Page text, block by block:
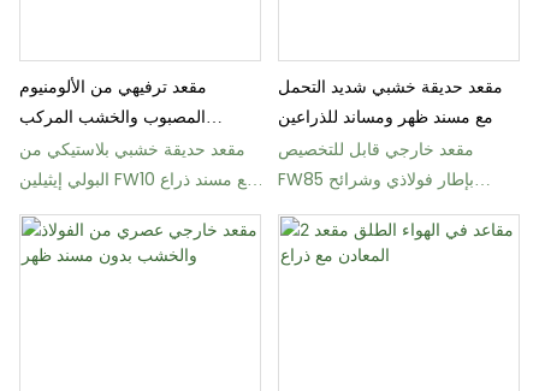
مقعد ترفيهي من الألومنيوم
المصبوب والخشب المركب
للحدائق
مقعد حديقة خشبي بلاستيكي من
البولي إيثيلين FW10 مع مسند ذراع
مركزي
مقعد حديقة خشبي شديد التحمل
مع مسند ظهر ومساند للذراعين
مقعد خارجي قابل للتخصيص
FW85 بإطار فولاذي وشرائح
خشبية